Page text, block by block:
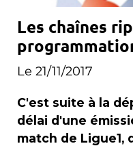
Les chaînes
Canal+
Le 21/11/2017
C'est suite à la
délai d'une
match de Ligue1,